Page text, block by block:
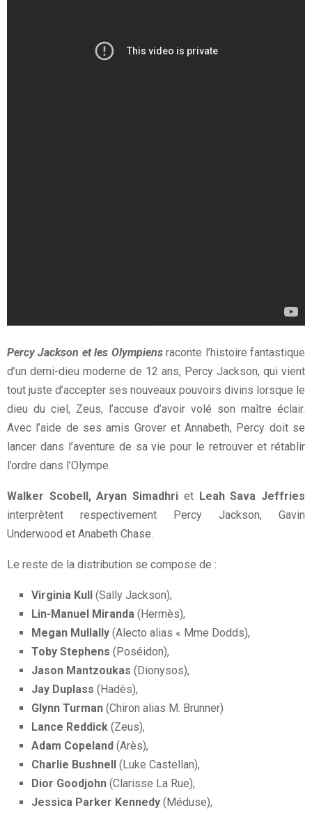
Percy Jackson et les Olympiensraconte l’histoire fantastique
d’un demi-dieu moderne de 12 ans, Percy Jackson, qui vient
tout juste d’accepter ses nouveaux pouvoirs divins lorsque le
dieu du ciel, Zeus, l’accuse d’avoir volé son maître éclair.
Avec l’aide de ses amis Grover et Annabeth, Percy doit se
lancer dans l’aventure de sa vie pour le retrouver et rétablir
l’ordre dans l’Olympe.
Walker Scobell, Aryan Simadhri et Leah Sava Jeffries
interprètent respectivement Percy Jackson, Gavin
Underwood et Anabeth Chase.
Le reste de la distribution se compose de :
Virginia Kull (Sally Jackson),
Lin-Manuel Miranda (Hermès),
Megan Mullally (Alecto alias « Mme Dodds),
Toby Stephens (Poséidon),
Jason Mantzoukas (Dionysos),
Jay Duplass (Hadès),
Glynn Turman (Chiron alias M. Brunner)
Lance Reddick (Zeus),
Adam Copeland (Arès),
Charlie Bushnell (Luke Castellan),
Dior Goodjohn (Clarisse La Rue),
Jessica Parker Kennedy (Méduse),